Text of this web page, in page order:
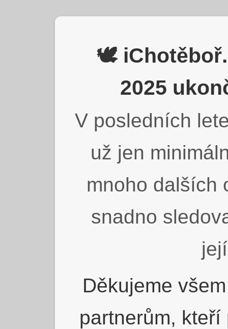
🕊️
2025
V posledních
už jen
mnoho dalších
snadno
Děkujeme
partnerům,